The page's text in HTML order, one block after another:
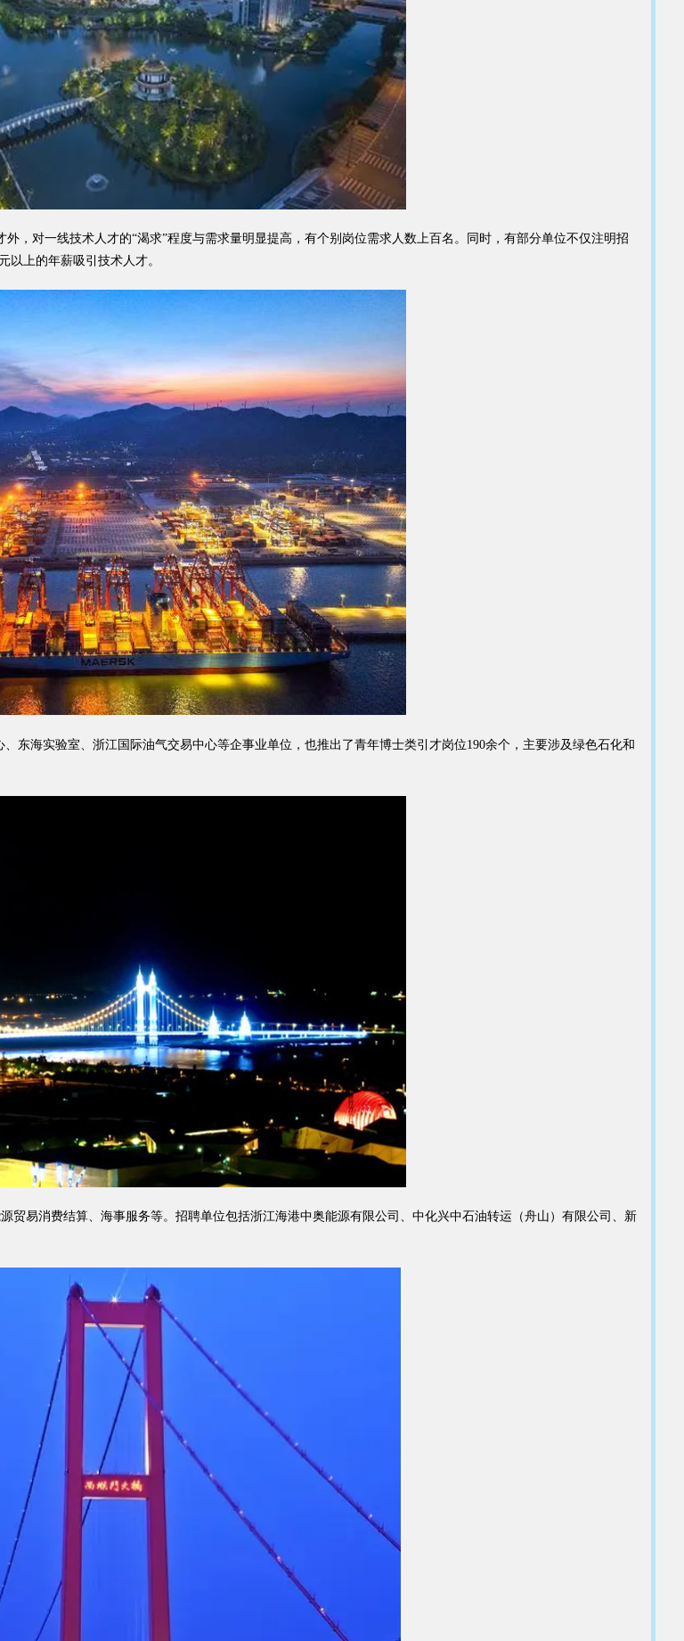
对一线技术人才的“渴求”程度与需求量明显提高，有个别岗位需求人数上百名。同时，有部分单位不仅注明招
以上的年薪吸引技术人才。
海实验室、浙江国际油气交易中心等企事业单位，也推出了青年博士类引才岗位190余个，主要涉及绿色石化和
易消费结算、海事服务等。招聘单位包括浙江海港中奥能源有限公司、中化兴中石油转运（舟山）有限公司、新